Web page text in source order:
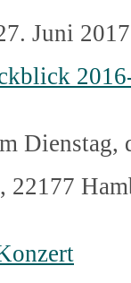
Juni 2017
22177